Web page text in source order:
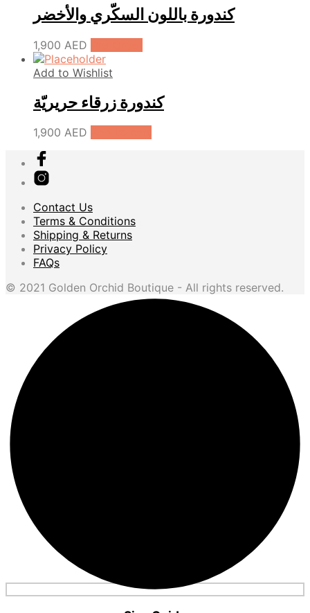
كندورة باللون السكّري والأخضر
1,900 AED
Add to Wishlist
كندورة زرقاء حريريّة
1,900 AED
Contact Us
Terms & Conditions
Shipping & Returns
Privacy Policy
FAQs
© 2021 Golden Orchid Boutique - All rights reserved.